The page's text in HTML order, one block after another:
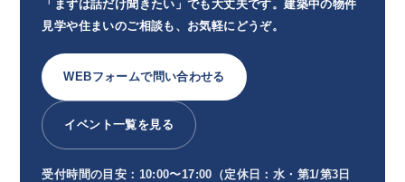
「まずは話だけ聞きたい」でも大丈夫です。建築中の物件
見学や住まいのご相談も、お気軽にどうぞ。
WEBフォームで問い合わせる
イベント一覧を見る
受付時間の目安：10:00〜17:00（定休日：水・第1/第3日